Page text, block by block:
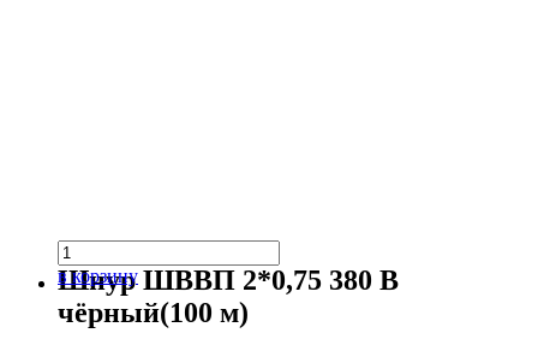
в корзину
Шнур ШВВП 2*0,75 380 В
чёрный(100 м)